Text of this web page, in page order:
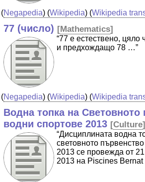
(Negapedia) (Wikipedia) (Wikipedia
77 (число) [Mathematics]
“77 е естествено,
и предхождащо 78 …”
(Negapedia) (Wikipedia) (Wikipedia
Водна топка на Световното
водни спортове 2013 [Culture]
“Дисциплината водна
световното
2013 се провежда от
2013 на Piscines